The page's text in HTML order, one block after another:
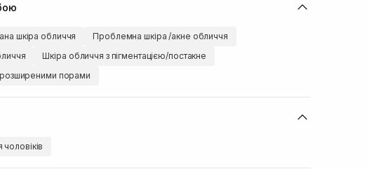
шкіра обличчя
Проблемна шкіра /акне обличчя
Шкіра обличчя з пігментацією/постакне
порами
чоловіків